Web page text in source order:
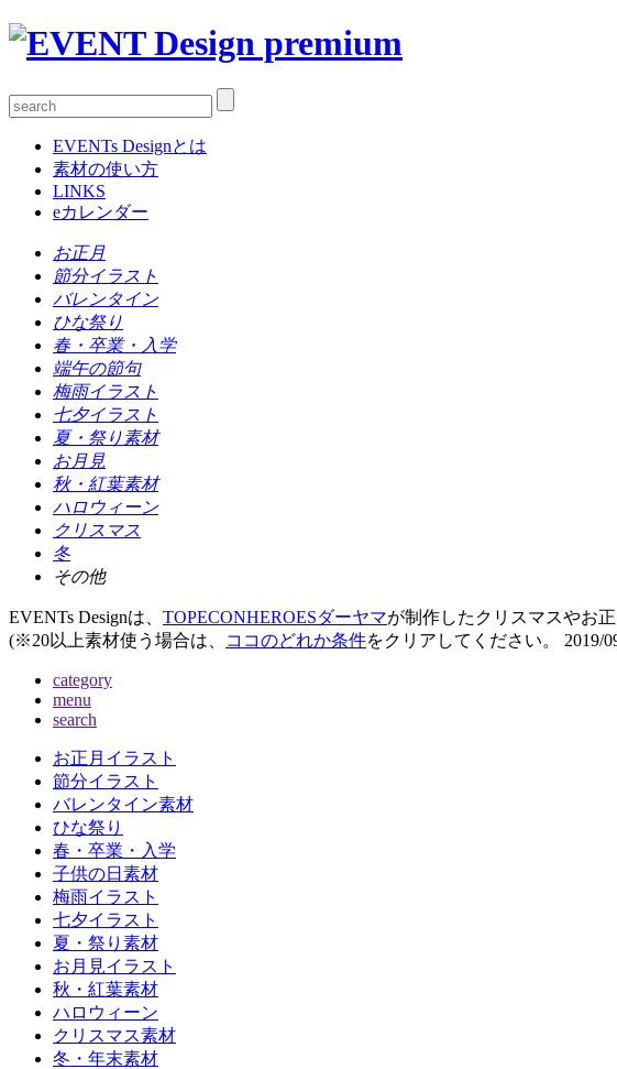
EVENTs Designとは
素材の使い方
LINKS
eカレンダー
お正月
節分イラスト
バレンタイン
ひな祭り
春・卒業・入学
端午の節句
梅雨イラスト
七夕イラスト
夏・祭り素材
お月見
秋・紅葉素材
ハロウィーン
クリスマス
冬
その他
EVENTs Designは、 TOPECONHEROESダーヤマが制作したクリスマスやお
(※20以上素材使う場合は、
ココのどれか条件をクリアしてください。 2019/
category
menu
search
お正月イラスト
節分イラスト
バレンタイン素材
ひな祭り
春・卒業・入学
子供の日素材
梅雨イラスト
七夕イラスト
夏・祭り素材
お月見イラスト
秋・紅葉素材
ハロウィーン
クリスマス素材
冬・年末素材